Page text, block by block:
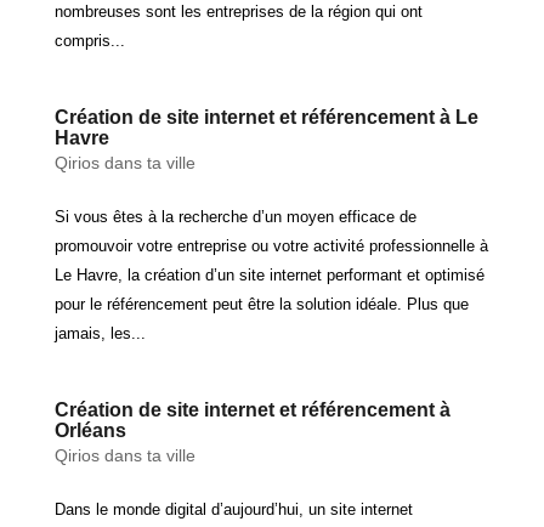
nombreuses sont les entreprises de la région qui ont
compris...
Création de site internet et référencement à Le
Havre
Qirios dans ta ville
Si vous êtes à la recherche d’un moyen efficace de
promouvoir votre entreprise ou votre activité professionnelle à
Le Havre, la création d’un site internet performant et optimisé
pour le référencement peut être la solution idéale. Plus que
jamais, les...
Création de site internet et référencement à
Orléans
Qirios dans ta ville
Dans le monde digital d’aujourd’hui, un site internet